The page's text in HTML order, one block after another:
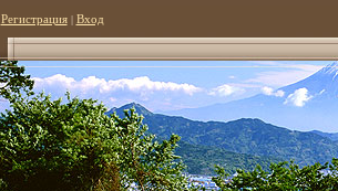
Регистрация| Вход